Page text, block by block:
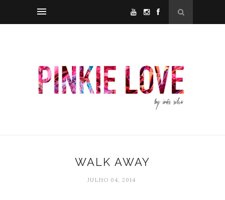
WALK AWAY
JULHO 04, 2014